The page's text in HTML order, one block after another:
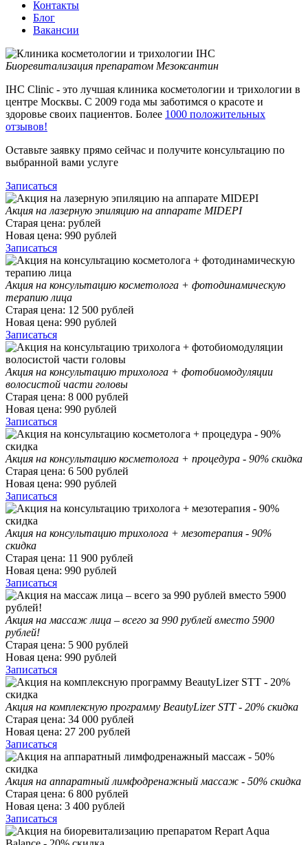
Контакты
Блог
Вакансии
Биоревитализация препаратом Мезоксантин
IHC Clinic - это лучшая клиника косметологии и трихологии в
центре Москвы. С 2009 года мы заботимся о красоте и
здоровье своих пациентов. Более 1000 положительных
отзывов!
Оставьте заявку прямо сейчас и получите консультацию по
выбранной вами услуге
Записаться
Акция на лазерную эпиляцию на аппарате MIDEPI
Старая цена: рублей
Новая цена: 990 рублей
Записаться
Акция на консультацию косметолога + фотодинамическую
терапию лица
Старая цена: 12 500 рублей
Новая цена: 990 рублей
Записаться
Акция на консультацию трихолога + фотобиомодуляции
волосистой части головы
Старая цена: 8 000 рублей
Новая цена: 990 рублей
Записаться
Акция на консультацию косметолога + процедура - 90% скидка
Старая цена: 6 500 рублей
Новая цена: 990 рублей
Записаться
Акция на консультацию трихолога + мезотерапия - 90%
скидка
Старая цена: 11 900 рублей
Новая цена: 990 рублей
Записаться
Акция на массаж лица – всего за 990 рублей вместо 5900
рублей!
Старая цена: 5 900 рублей
Новая цена: 990 рублей
Записаться
Акция на комплексную программу BeautyLizer STT - 20% скидка
Старая цена: 34 000 рублей
Новая цена: 27 200 рублей
Записаться
Акция на аппаратный лимфодренажный массаж - 50% скидка
Старая цена: 6 800 рублей
Новая цена: 3 400 рублей
Записаться